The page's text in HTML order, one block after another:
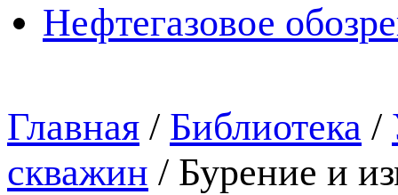
Нефтегазовое
Главная / Библиотека /
скважин / Бурение и